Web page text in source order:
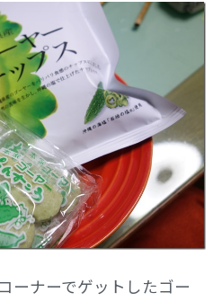
ーナーでゲットしたゴー